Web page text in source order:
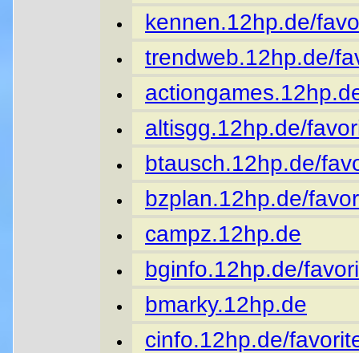
kennen.12hp.de/
trendweb.12hp.de/
altisgg.12hp.de/
btausch.12hp.de/
bzplan.12hp.de/
campz.12hp.de
bginfo.12hp.de/
bmarky.12hp.de
cinfo.12hp.de/